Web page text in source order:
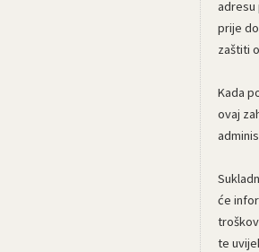
adresu
prije
zaštiti
Kada
ovaj
će
te